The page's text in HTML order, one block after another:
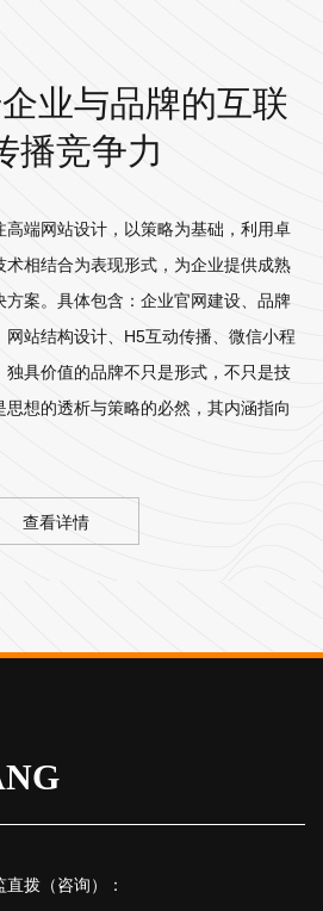
业与品牌的互联
播竞争力
端网站设计，以策略为基础，利用卓
术相结合为表现形式，为企业提供成熟
方案。具体包含：企业官网建设、品牌
站结构设计、H5互动传播、微信小程
独具价值的品牌不只是形式，不只是技
想的透析与策略的必然，其内涵指向
查看详情
直拨（咨询）：